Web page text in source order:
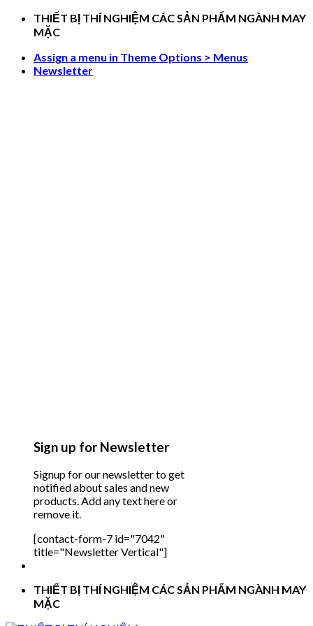
Skip
THIẾT BỊ THÍ NGHIỆM CÁC SẢN PHẨM NGÀNH MAY
MẶC
Assign a menu in Theme Options > Menus
Newsletter
Sign up for Newsletter
Signup for our newsletter to get
notified about sales and new
products. Add any text here or
remove it.
[contact-form-7 id="7042"
title="Newsletter Vertical"]
THIẾT BỊ THÍ NGHIỆM CÁC SẢN PHẨM NGÀNH MAY
MẶC